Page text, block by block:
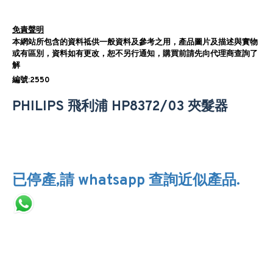
免責聲明
本網站所包含的資料祗供一般資料及參考之用，產品圖片及描述與實物
或有區別，資料如有更改，恕不另行通知，購買前請先向代理商查詢了
解
編號:2550
PHILIPS 飛利浦 HP8372/03 夾髮器
已停產,請 whatsapp 查詢近似產品.